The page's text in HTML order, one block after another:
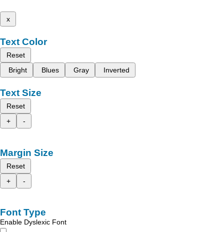
x
Text Color
Reset
Bright
Blues Gray Inverted
Text Size
Reset
+
-
Margin Size
Reset
+
-
Font Type
Enable Dyslexic Font